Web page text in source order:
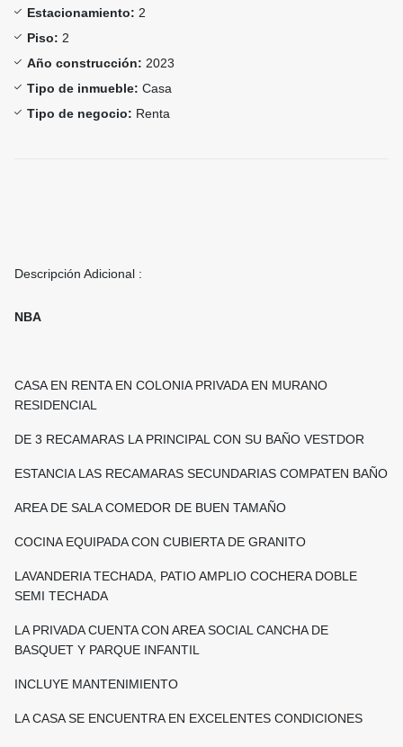
Estacionamiento: 2
Piso: 2
Año construcción: 2023
Tipo de inmueble: Casa
Tipo de negocio: Renta
Descripción Adicional :
NBA
CASA EN RENTA EN COLONIA PRIVADA EN MURANO
RESIDENCIAL
DE 3 RECAMARAS LA PRINCIPAL CON SU BAÑO VESTDOR
ESTANCIA LAS RECAMARAS SECUNDARIAS COMPATEN BAÑO
AREA DE SALA COMEDOR DE BUEN TAMAÑO
COCINA EQUIPADA CON CUBIERTA DE GRANITO
LAVANDERIA TECHADA, PATIO AMPLIO COCHERA DOBLE
SEMI TECHADA
LA PRIVADA CUENTA CON AREA SOCIAL CANCHA DE
BASQUET Y PARQUE INFANTIL
INCLUYE MANTENIMIENTO
LA CASA SE ENCUENTRA EN EXCELENTES CONDICIONES